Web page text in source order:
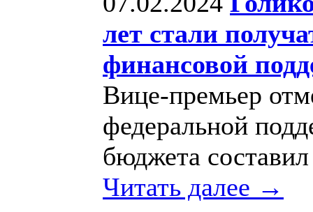
лет стали
финансовой
Вице-премьер
федеральной
бюджета
Читать далее →